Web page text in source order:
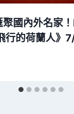
國內外名家
行的荷蘭人》